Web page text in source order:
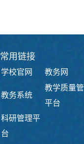
常用链接
学校官网 教务网
教务系统
教学质量管
平台
科研管理平
台